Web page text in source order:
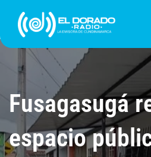
contenido
Fusagasugá
espacio